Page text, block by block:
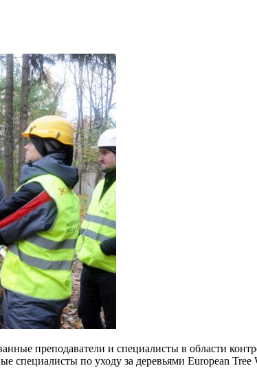
преподаватели и специалисты в области
по уходу за деревьями European Tree